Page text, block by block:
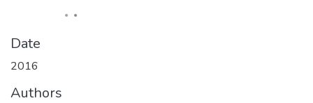
Date
2016
Authors